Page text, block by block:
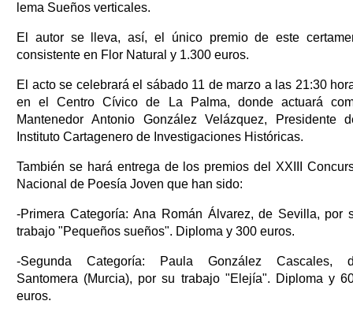
lema Sueños verticales.
El autor se lleva, así, el único premio de este
consistente en Flor Natural y 1.300 euros.
El acto se celebrará el sábado 11 de marzo a las 21:30
en el Centro Cívico de La Palma, donde actuará
Mantenedor Antonio González Velázquez, Presidente
Instituto Cartagenero de Investigaciones Históricas.
También se hará entrega de los premios del XXIII
Nacional de Poesía Joven que han sido:
-Primera Categoría: Ana Román Álvarez, de Sevilla, por
trabajo "Pequeños sueños". Diploma y 300 euros.
-Segunda Categoría: Paula González Cascales,
Santomera (Murcia), por su trabajo "Elejía". Diploma y
euros.